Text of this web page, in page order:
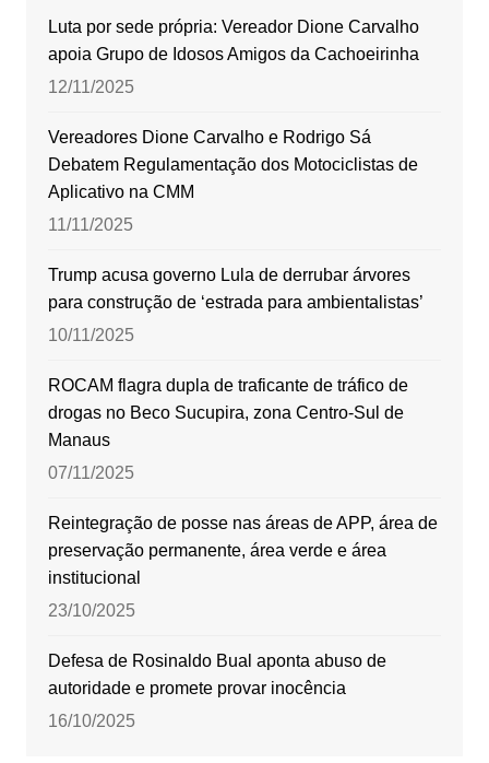
Luta por sede própria: Vereador Dione Carvalho
apoia Grupo de Idosos Amigos da Cachoeirinha
12/11/2025
Vereadores Dione Carvalho e Rodrigo Sá
Debatem Regulamentação dos Motociclistas de
Aplicativo na CMM
11/11/2025
Trump acusa governo Lula de derrubar árvores
para construção de ‘estrada para ambientalistas’
10/11/2025
ROCAM flagra dupla de traficante de tráfico de
drogas no Beco Sucupira, zona Centro-Sul de
Manaus
07/11/2025
Reintegração de posse nas áreas de APP, área de
preservação permanente, área verde e área
institucional
23/10/2025
Defesa de Rosinaldo Bual aponta abuso de
autoridade e promete provar inocência
16/10/2025